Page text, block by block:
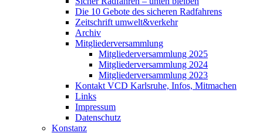
Die 10 Gebote des sicheren Radfahrens
Zeitschrift umwelt&verkehr
Archiv
Mitgliederversammlung
Mitgliederversammlung 2025
Mitgliederversammlung 2024
Mitgliederversammlung 2023
Kontakt VCD Karlsruhe, Infos, Mitmachen
Links
Impressum
Datenschutz
Konstanz